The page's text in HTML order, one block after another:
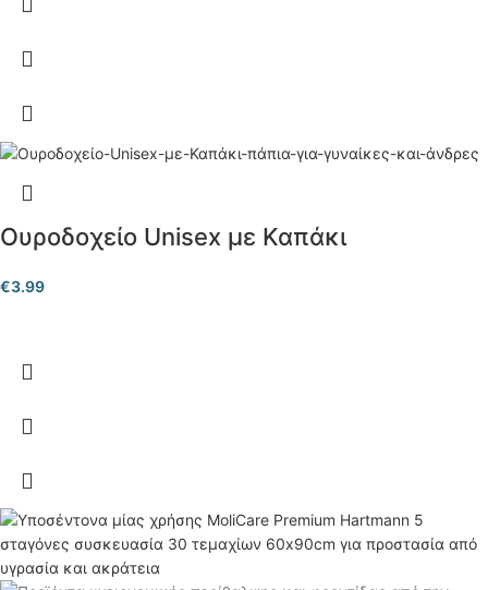
Ουροδοχείο Unisex με Καπάκι
€3.99